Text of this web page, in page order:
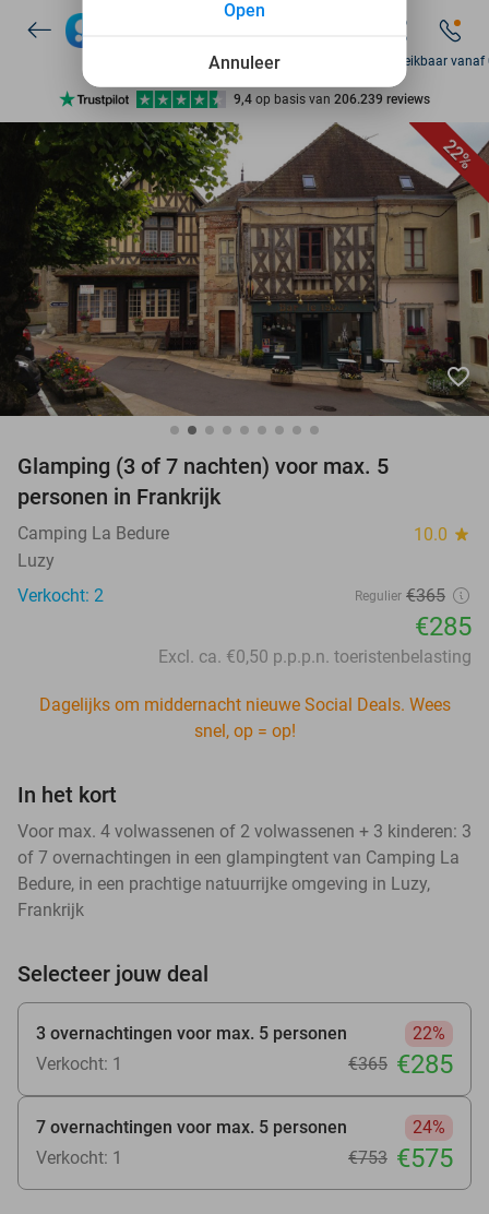
7 dagen per week beschikbaar
10+ miljoen leden
9,4 op basis van 206.239 reviews
Ontdek 15.000+ deals
7 dagen per week beschikbaar
10+ miljoen leden
Zo bereikbaar
22%
favorite_border
Glamping (3 of 7 nachten) voor max. 5
personen in Frankrijk
Camping La Bedure 10.0 star
Luzy
Verkocht: 2
Regulier €365
€285
Excl. ca. €0,50 p.p.p.n. toeristenbelasting
Dagelijks om middernacht nieuwe Social Deals. Wees
snel, op = op!
In het kort
Voor max. 4 volwassenen of 2 volwassenen + 3 kinderen: 3
of 7 overnachtingen in een glampingtent van Camping La
Bedure, in een prachtige natuurrijke omgeving in Luzy,
Frankrijk
Selecteer jouw deal
3 overnachtingen voor max. 5 personen
22%
Verkocht: 1
€365 €285
7 overnachtingen voor max. 5 personen
24%
Verkocht: 1
€753 €575
Annuleer
Open